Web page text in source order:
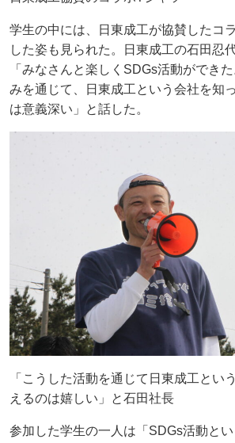
学生の中には、日東成工が協賛したコ
した姿も見られた。日東成工の石田忍
「みなさんと楽しくSDGs活動ができ
みを通じて、日東成工という会社を知
は意義深い」と話した。
「こうした活動を通じて日東成工とい
えるのは嬉しい」と石田社長
参加した学生の一人は「SDGs活動と